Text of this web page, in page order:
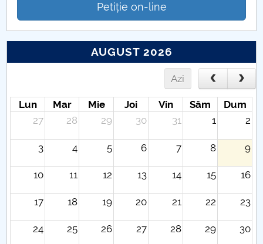
Petiție on-line
AUGUST 2026
Azi
Lun Mar Mie Joi Vin Sâm
Dum
27
28 29 30 31 1 2
3 4 5 6 7 8 9
10 11 12 13 14 15 16
17 18 19 20 21 22 23
24 25 26 27 28 29 30